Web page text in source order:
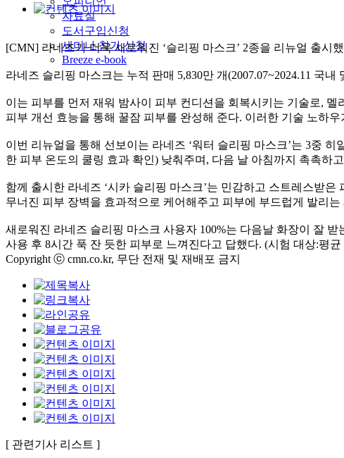
자료실
도서구입신청
세미나 참가 신청
Breeze e-book
[CMN] 라네즈가 더욱 새로워진 ‘슬리핑 마스크’ 2종을 리뉴얼 출
라네즈 슬리핑 마스크는 누적 판매 5,830만 개(2007.07~2024.11 국
이는 피부를 먼저 재워 밤사이 피부 컨디션을 회복시키는 기술로,
피부 개선 효능을 통해 꿀잠 피부를 완성해 준다. 이러한 기술 노하
이번 리뉴얼을 통해 선보이는 라네즈 ‘워터 슬리핑 마스크’는 3중
한 피부 온도의 쿨링 효과 확인) 낮춰주며, 다음 날 아침까지 촉촉하
함께 출시한 라네즈 ‘시카 슬리핑 마스크’는 민감하고 스트레스받
무너진 피부 장벽을 효과적으로 케어해주고 피부에 부드럽게 발리는
새로워진 라네즈 슬리핑 마스크 사용자 100%는 다음날 화장이 잘 받
사용 후 8시간 푹 잔 듯한 피부로 느껴진다고 답했다. (시험 대상:평
Copyright ⓒ cmn.co.kr, 무단 전재 및 재배포 금지
[ 관련기사 리스트 ]